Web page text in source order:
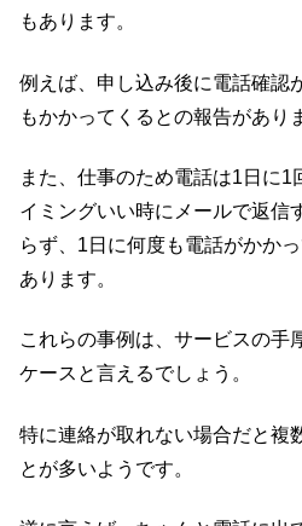
もあります。
例えば、申し込み後に電話確認
もかかってくるとの報告があり
また、仕事のため電話は1日に1
イミングいい時にメールで返信
らず、1日に何度も電話がかか
あります。
これらの事例は、サービスの手
ケースと言えるでしょう。
特に連絡が取れない場合だと複
とが多いようです。